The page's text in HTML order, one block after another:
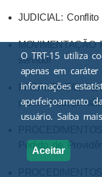
JUDICIAL:
MOVIMENTAÇÃO
servidor
PAGAMENTO:
prev. ref
Pedido de
O TRT-15 utiliza
apenas em
informações
aperfeiçoamento
usuário. Saiba mais
Aceitar